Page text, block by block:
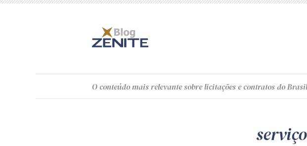
O conteúdomais relevante sobre licitações e contratos do Brasil